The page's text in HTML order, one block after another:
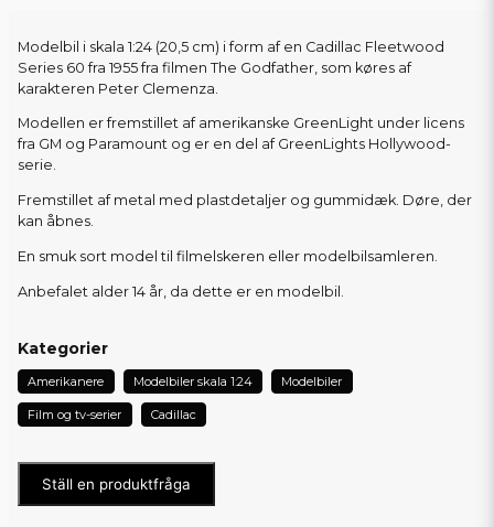
Modelbil i skala 1:24 (20,5 cm) i form af en Cadillac Fleetwood
Series 60 fra 1955 fra filmen The Godfather, som køres af
karakteren Peter Clemenza.
Modellen er fremstillet af amerikanske GreenLight under licens
fra GM og Paramount og er en del af GreenLights Hollywood-
serie.
Fremstillet af metal med plastdetaljer og gummidæk. Døre, der
kan åbnes.
En smuk sort model til filmelskeren eller modelbilsamleren.
Anbefalet alder 14 år, da dette er en modelbil.
Kategorier
Amerikanere Modelbiler skala 1:24 Modelbiler
Film og tv-serier Cadillac
Ställ en produktfråga